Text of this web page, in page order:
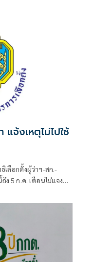
จ้งเหตุไม่ไปใช้
เลือกตั้งผู้ว่าฯ-สก.-
5 ก.ค. เตือนไม่แจง